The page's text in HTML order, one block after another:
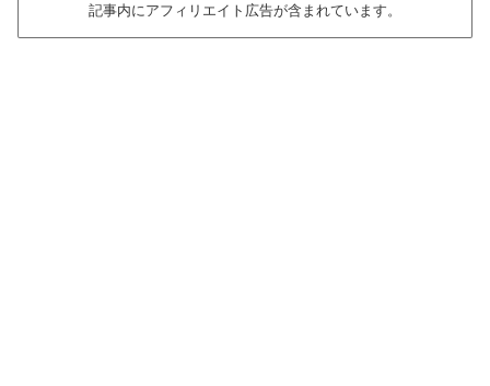
記事内にアフィリエイト広告が含まれています。